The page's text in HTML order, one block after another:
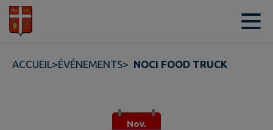
Contenu
ACCUEIL>ÉVÉNEMENTS> NOCI FOOD TRUCK
Nov.